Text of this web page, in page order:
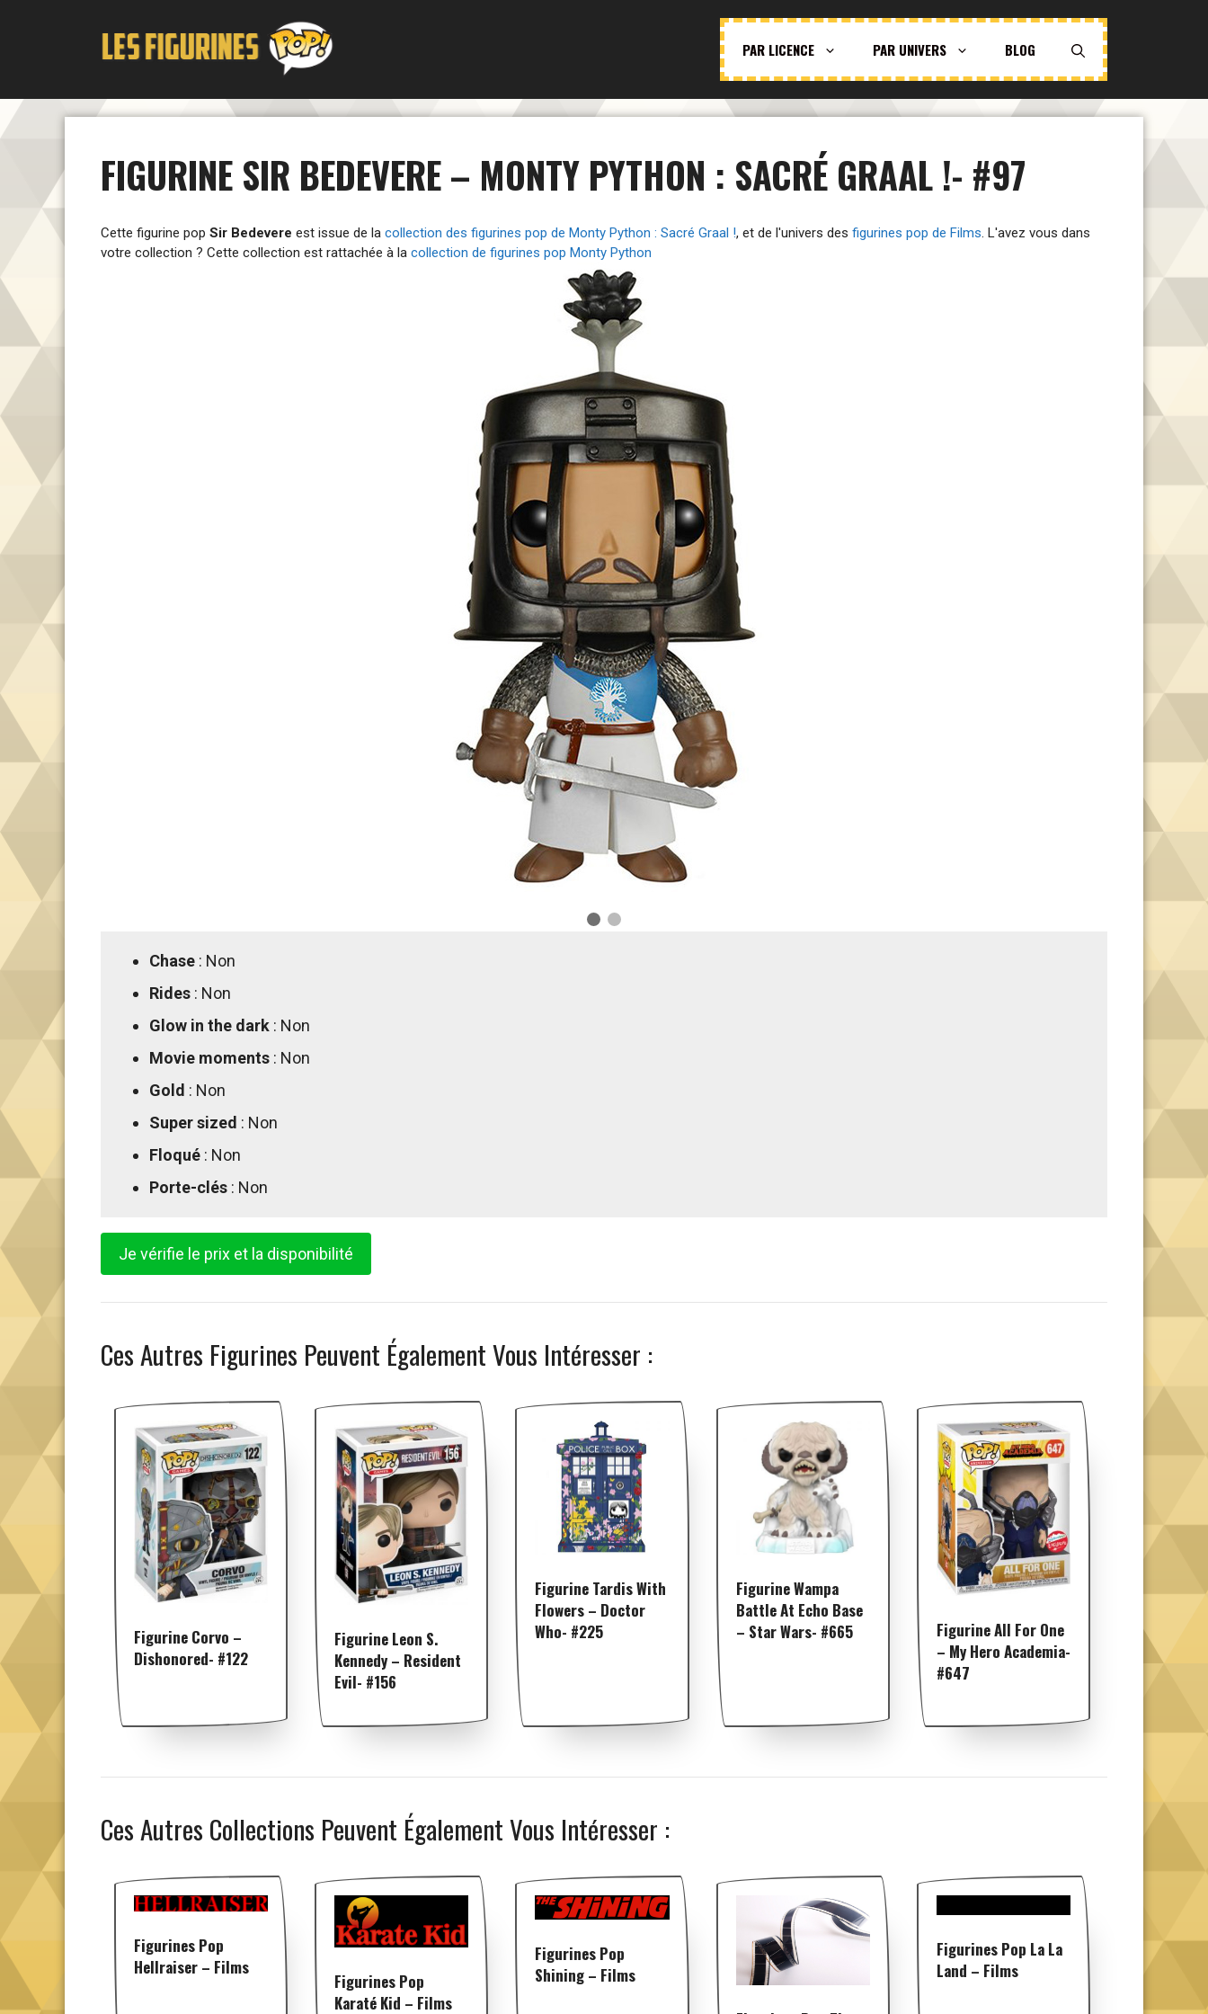
PAR LICENCE PAR UNIVERS BLOG
FIGURINE SIR BEDEVERE – MONTY PYTHON : SACRÉ GRAAL !- #97
Cette figurine pop Sir Bedevere est issue de la collection des figurines pop de Monty Python : Sacré Graal !, et de l'univers des figurines pop de Films. L'avez vous dans
votre collection ? Cette collection est rattachée à la collection de figurines pop Monty Python
Chase : Non
Rides : Non
Glow in the dark : Non
Movie moments : Non
Gold : Non
Super sized : Non
Floqué : Non
Porte-clés : Non
Je vérifie le prix et la disponibilité
Ces Autres Figurines Peuvent Également Vous Intéresser :
Figurine Corvo –
Dishonored- #122
Figurine Leon S.
Kennedy – Resident
Evil- #156
Figurine Tardis With
Flowers – Doctor
Who- #225
Figurine Wampa
Battle At Echo Base
– Star Wars- #665
Figurine All For One
– My Hero Academia-
#647
Ces Autres Collections Peuvent Également Vous Intéresser :
Figurines Pop
Hellraiser – Films
Figurines Pop
Karaté Kid – Films
Figurines Pop
Shining – Films
Figurines Pop La La
Land – Films